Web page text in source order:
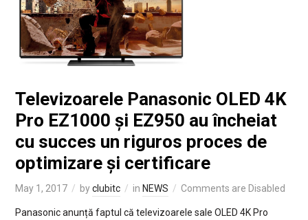
Televizoarele Panasonic OLED 4K
Pro EZ1000 și EZ950 au încheiat
cu succes un riguros proces de
optimizare și certificare
May 1, 2017 byclubitc in NEWS Comments are Disabled
Panasonic anunță faptul că televizoarele sale OLED 4K Pro